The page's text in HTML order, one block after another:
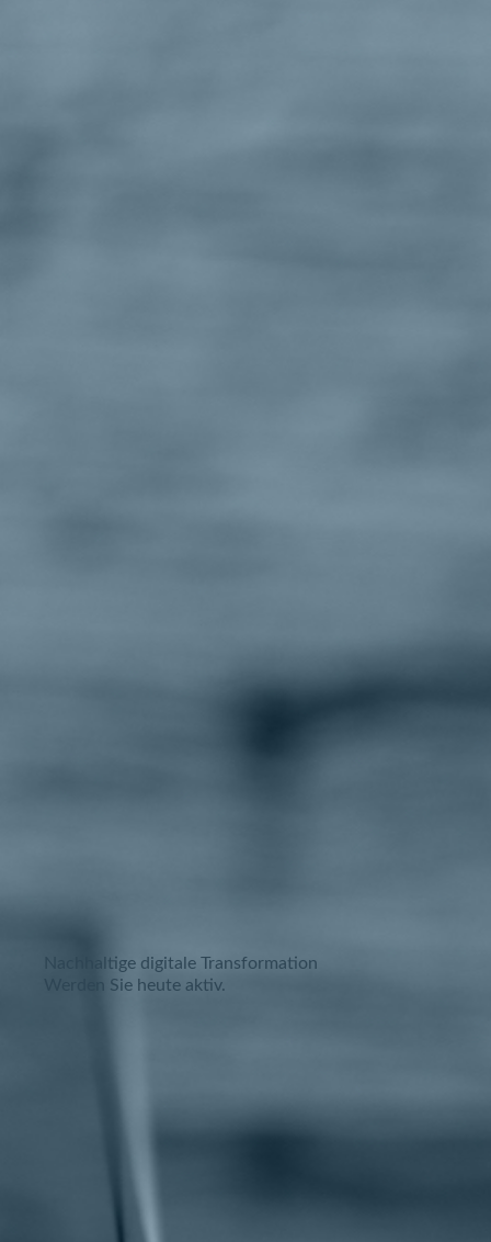
Nachhaltige digitale Transformation
Werden Sie heute aktiv.